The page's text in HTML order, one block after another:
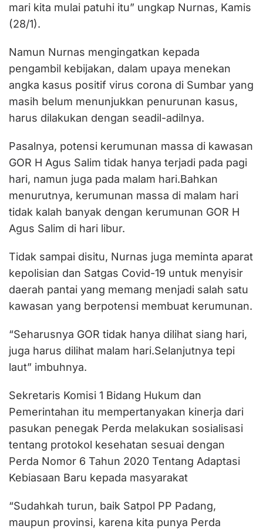
mari kita mulai patuhi itu” ungkap Nurnas, Kamis
(28/1).
Namun Nurnas mengingatkan kepada
pengambil kebijakan, dalam upaya menekan
angka kasus positif virus corona di Sumbar yang
masih belum menunjukkan penurunan kasus,
harus dilakukan dengan seadil-adilnya.
Pasalnya, potensi kerumunan massa di kawasan
GOR H Agus Salim tidak hanya terjadi pada pagi
hari, namun juga pada malam hari.Bahkan
menurutnya, kerumunan massa di malam hari
tidak kalah banyak dengan kerumunan GOR H
Agus Salim di hari libur.
Tidak sampai disitu, Nurnas juga meminta aparat
kepolisian dan Satgas Covid-19 untuk menyisir
daerah pantai yang memang menjadi salah satu
kawasan yang berpotensi membuat kerumunan.
“Seharusnya GOR tidak hanya dilihat siang hari,
juga harus dilihat malam hari.Selanjutnya tepi
laut” imbuhnya.
Sekretaris Komisi 1 Bidang Hukum dan
Pemerintahan itu mempertanyakan kinerja dari
pasukan penegak Perda melakukan sosialisasi
tentang protokol kesehatan sesuai dengan
Perda Nomor 6 Tahun 2020 Tentang Adaptasi
Kebiasaan Baru kepada masyarakat
“Sudahkah turun, baik Satpol PP Padang,
maupun provinsi, karena kita punya Perda